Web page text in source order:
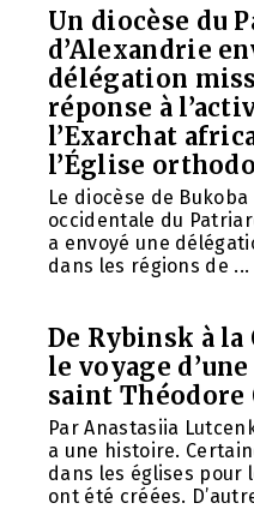
Un diocèse du
d’Alexandrie
délégation
réponse à
l’Exarchat
l’Église
Le diocèse de
occidentale du
a envoyé une
dans les régions de ...
De Rybinsk à la
le voyage
saint Théodore
Par Anastasiia
a une histoire.
dans les églises pour
ont été créées.